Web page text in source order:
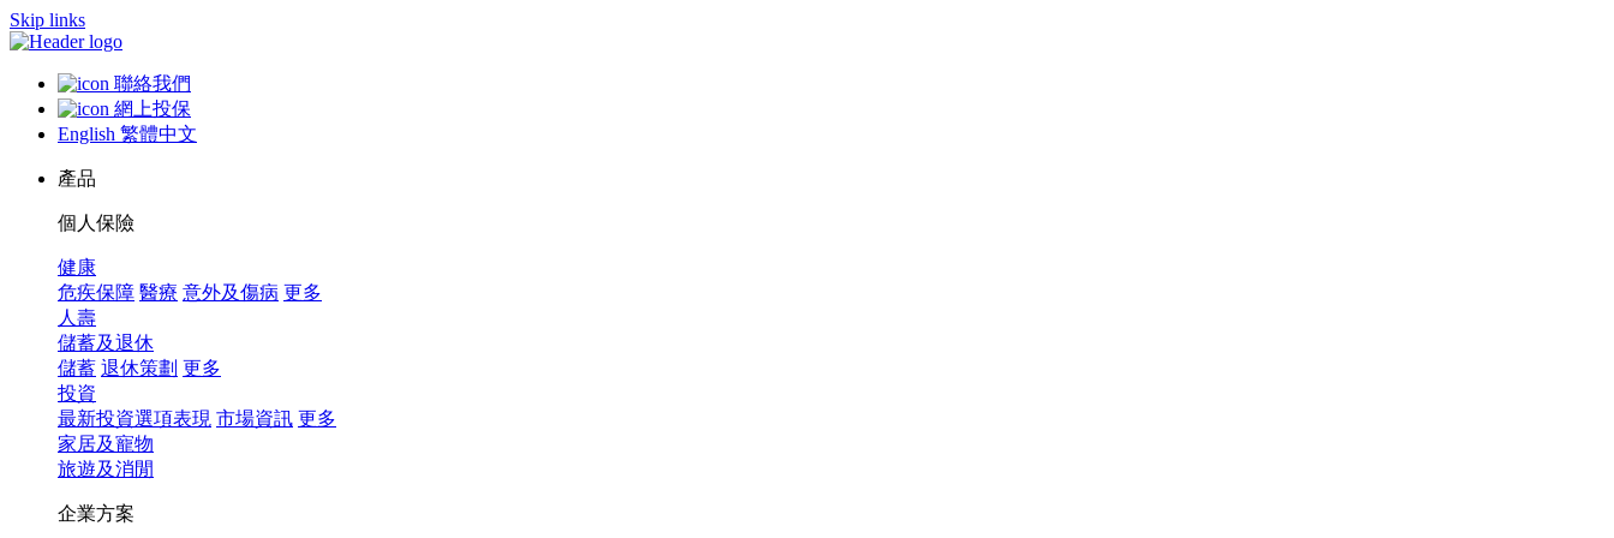
Skip links
聯絡我們
網上投保
English 繁體中文
產品
個人保險
健康
危疾保障 醫療 意外及傷病 更多
人壽
儲蓄及退休
儲蓄 退休策劃 更多
投資
最新投資選項表現 市場資訊 更多
家居及寵物
旅遊及消閒
企業方案